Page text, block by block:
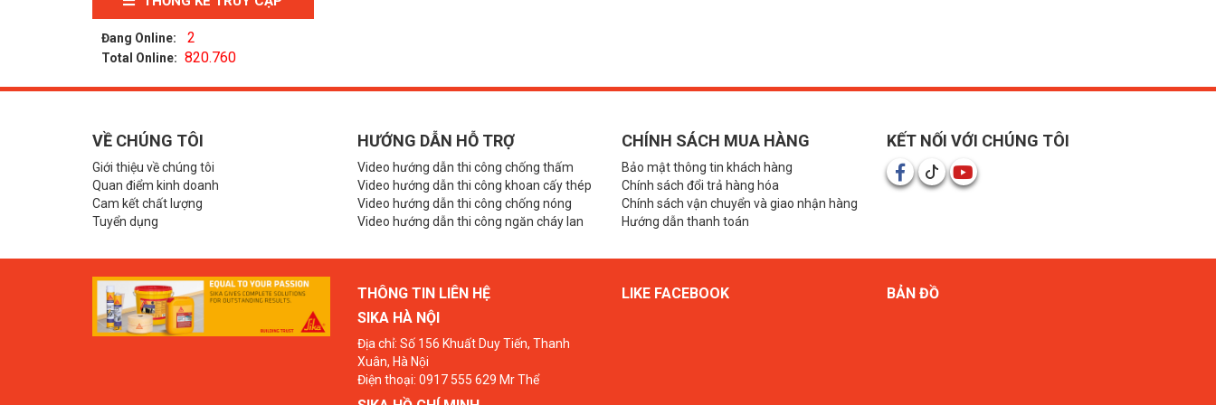
Đang Online: 2
Total Online: 820.760
VỀ CHÚNG TÔI
Giới thiệu về chúng tôi
Quan điểm kinh doanh
Cam kết chất lượng
Tuyển dụng
HƯỚNG DẪN HỖ TRỢ
Video hướng dẫn thi công chống thấm
Video hướng dẫn thi công khoan cấy thép
Video hướng dẫn thi công chống nóng
Video hướng dẫn thi công ngăn cháy lan
CHÍNH SÁCH MUA HÀNG
Bảo mật thông tin khách hàng
Chính sách đổi trả hàng hóa
Chính sách vận chuyển và giao nhận hàng
Hướng dẫn thanh toán
KẾT NỐI VỚI CHÚNG TÔI
THÔNG TIN LIÊN HỆ
SIKA HÀ NỘI
Địa chỉ: Số 156 Khuất Duy Tiến, Thanh
Xuân, Hà Nội
Điện thoại: 0917 555 629 Mr Thể
LIKE FACEBOOK BẢN ĐỒ